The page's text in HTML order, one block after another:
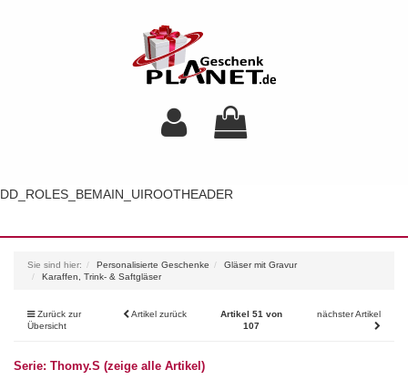
DD_ROLES_BEMAIN_UIROOTHEADER
Sie sind hier: Personalisierte Geschenke
Gläser mit Gravur
Karaffen, Trink- & Saftgläser
Zurück zur
Übersicht
Artikel zurück
Artikel 51 von
107
nächster Artikel
Serie: Thomy.S (zeige alle Artikel)